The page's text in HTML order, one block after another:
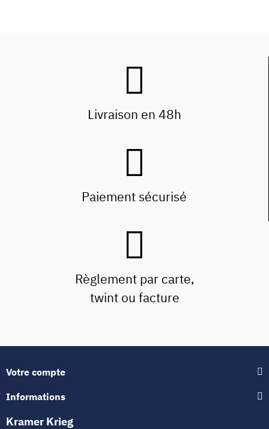
Livraison en 48h
Paiement sécurisé
Règlement par carte,
twint ou facture
Votre compte
Informations
Kramer Krieg